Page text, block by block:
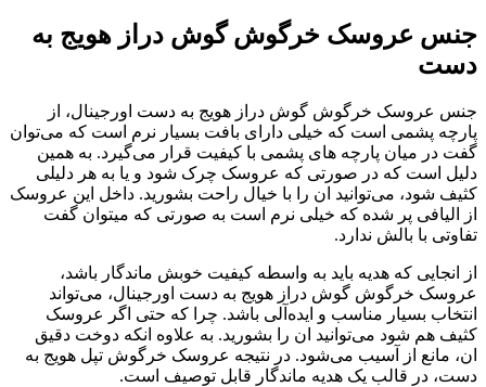
جنس عروسک خرگوش گوش دراز هویج به
دست
جنس عروسک خرگوش گوش دراز هویج به دست اورجینال، از
پارچه پشمی است که خیلی دارای بافت بسیار نرم است که می‌توان
گفت در میان پارچه‌ های پشمی با کیفیت قرار می‌گیرد. به همین
دلیل است که در صورتی که عروسک چرک شود و یا به هر دلیلی
کثیف شود، می‌توانید ان را با خیال راحت بشورید. داخل این عروسک
از الیافی پر شده که خیلی نرم است به صورتی که میتوان گفت
تفاوتی با بالش ندارد.
از انجایی که هدیه باید به واسطه کیفیت خوبش ماندگار باشد،
عروسک خرگوش گوش دراز هویج به دست اورجینال، می‌تواند
انتخاب بسیار مناسب و ایده‌آلی باشد. چرا که حتی اگر عروسک
کثیف هم شود می‌توانید ان را بشورید. به علاوه انکه دوخت دقیق
ان، مانع از آسیب می‌شود. در نتیجه عروسک خرگوش تپل هویج به
دست، در قالب یک هدیه ماندگار قابل توصیف است.